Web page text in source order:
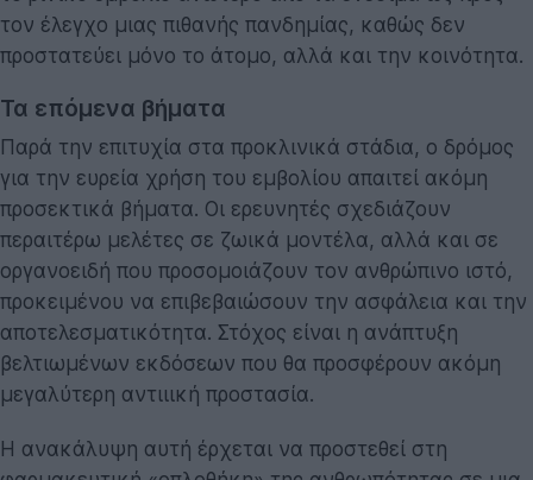
τον έλεγχο μιας πιθανής πανδημίας, καθώς δεν
προστατεύει μόνο το άτομο, αλλά και την κοινότητα.
Τα επόμενα βήματα
Παρά την επιτυχία στα προκλινικά στάδια, ο δρόμος
για την ευρεία χρήση του εμβολίου απαιτεί ακόμη
προσεκτικά βήματα. Οι ερευνητές σχεδιάζουν
περαιτέρω μελέτες σε ζωικά μοντέλα, αλλά και σε
οργανοειδή που προσομοιάζουν τον ανθρώπινο ιστό,
προκειμένου να επιβεβαιώσουν την ασφάλεια και την
αποτελεσματικότητα. Στόχος είναι η ανάπτυξη
βελτιωμένων εκδόσεων που θα προσφέρουν ακόμη
μεγαλύτερη αντιιική προστασία.
Η ανακάλυψη αυτή έρχεται να προστεθεί στη